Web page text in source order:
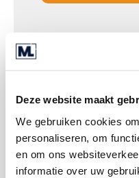
Deze website maakt
We gebruiken cookies
personaliseren, om
en om ons
informatie over uw